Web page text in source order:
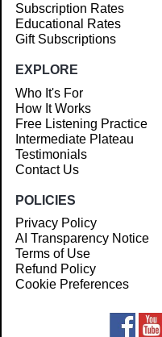
Subscription Rates
Educational Rates
Gift Subscriptions
EXPLORE
Who It's For
How It Works
Free Listening Practice
Intermediate Plateau
Testimonials
Contact Us
POLICIES
Privacy Policy
AI Transparency Notice
Terms of Use
Refund Policy
Cookie Preferences